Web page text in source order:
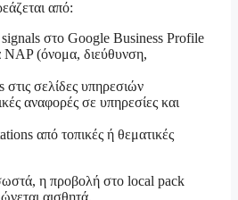
από:
στο Google Business Profile
NAP (όνομα, διεύθυνση,
στις σελίδες υπηρεσιών
αναφορές σε υπηρεσίες και
από τοπικές ή θεματικές
η προβολή στο local pack
αισθητά.